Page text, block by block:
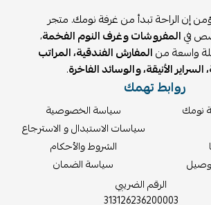
إن الراحة تبدأ من غرفة نومك. متجر
فيالمفروشات وغرف النوم الفخمة،
واسعة منالمفارش الفندقية، المراتب
السراير الأنيقة، والوسائد الفاخرة.
روابط تهمك
نومك
سياسة الخصوصية
سياسات الاستبدال و الاسترجاع
الشروط والأحكام
سياسة الضمان
الرقم الضريبي
313126236200003